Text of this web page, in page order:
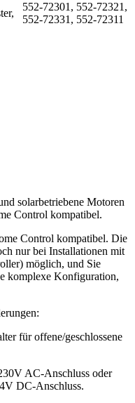
552-72301, 552-72321,
552-72331, 552-72311
solarbetriebene Motoren
Control kompatibel.
Control kompatibel. Die
nur bei Installationen mit
möglich, und Sie
komplexe Konfiguration,
für offene/geschlossene
AC-Anschluss oder
DC-Anschluss.